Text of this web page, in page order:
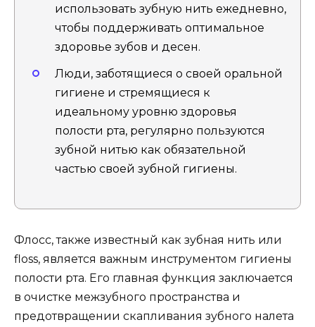
использовать зубную нить ежедневно,
чтобы поддерживать оптимальное
здоровье зубов и десен.
Люди, заботящиеся о своей оральной
гигиене и стремящиеся к
идеальному уровню здоровья
полости рта, регулярно пользуются
зубной нитью как обязательной
частью своей зубной гигиены.
Флосс, также известный как зубная нить или
floss, является важным инструментом гигиены
полости рта. Его главная функция заключается
в очистке межзубного пространства и
предотвращении скапливания зубного налета